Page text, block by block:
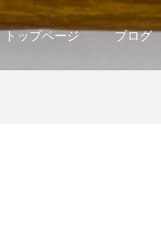
トップページ ブログ